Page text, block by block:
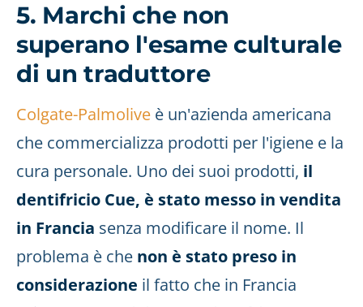
5. Marchi che non
superano l'esame culturale
di un traduttore
Colgate-Palmolive è un'azienda americana
che commercializza prodotti per l'igiene e la
cura personale. Uno dei suoi prodotti, il
dentifricio Cue, è stato messo in vendita
in Francia senza modificare il nome. Il
problema è che non è stato preso in
considerazione il fatto che in Francia